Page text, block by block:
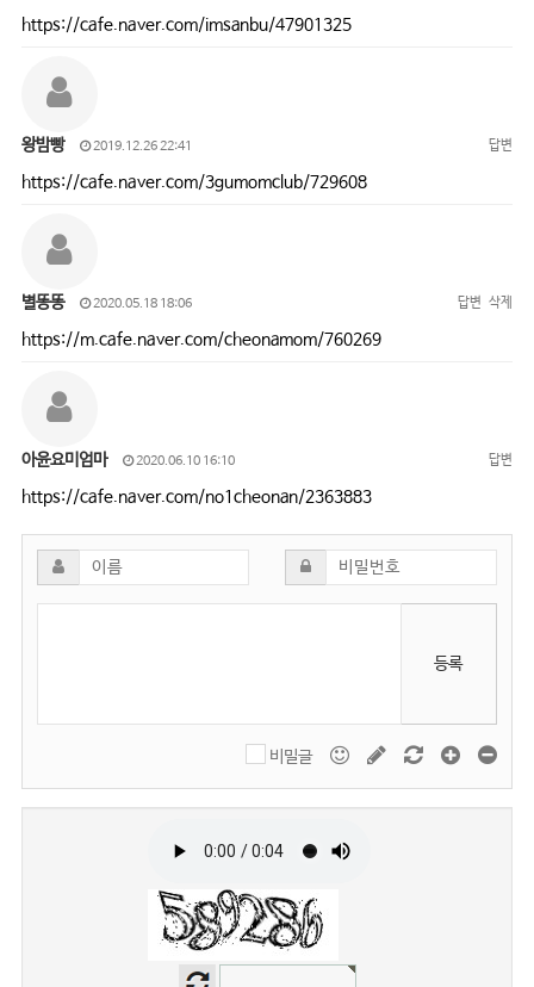
https://cafe.naver.com/imsanbu/47901325
왕밤빵 2019.12.26 22:41 답변
https://cafe.naver.com/3gumomclub/729608
별똥똥 2020.05.18 18:06 답변 삭제
https://m.cafe.naver.com/cheonamom/760269
아윤요미엄마 2020.06.10 16:10 답변
https://cafe.naver.com/no1cheonan/2363883
등록
비밀글